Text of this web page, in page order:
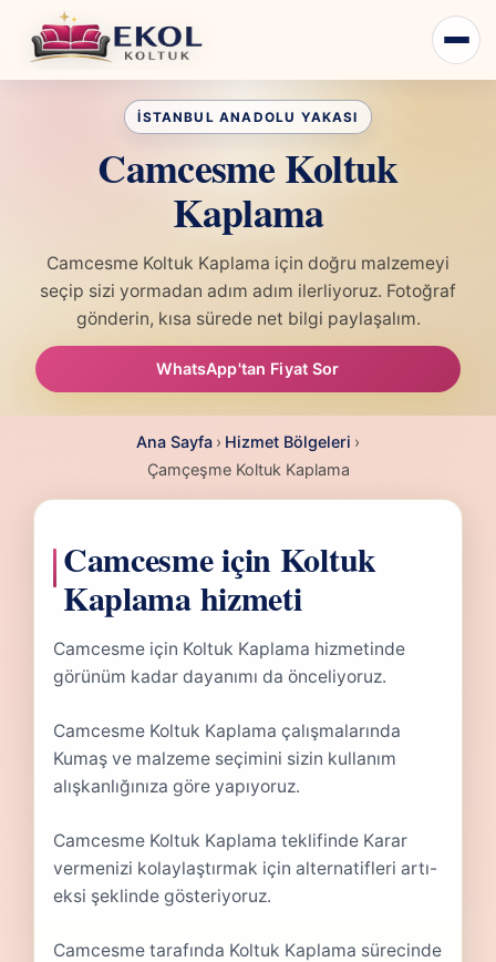
Camcesme Koltuk
Kaplama
Camcesme Koltuk Kaplama için doğru malzemeyi
seçip sizi yormadan adım adım ilerliyoruz. Fotoğraf
gönderin, kısa sürede net bilgi paylaşalım.
WhatsApp'tan Fiyat Sor
Ana Sayfa › Hizmet Bölgeleri ›
Çamçeşme Koltuk Kaplama
Camcesme için Koltuk
Kaplama hizmeti
Camcesme için Koltuk Kaplama hizmetinde
görünüm kadar dayanımı da önceliyoruz.
Camcesme Koltuk Kaplama çalışmalarında
Kumaş ve malzeme seçimini sizin kullanım
alışkanlığınıza göre yapıyoruz.
Camcesme Koltuk Kaplama teklifinde Karar
vermenizi kolaylaştırmak için alternatifleri artı-
eksi şeklinde gösteriyoruz.
Camcesme tarafında Koltuk Kaplama sürecinde